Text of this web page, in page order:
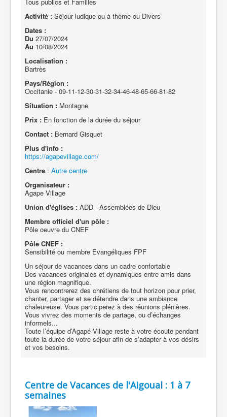
Activité : Séjour ludique ou à thème ou Divers
Dates :
Du 27/07/2024
Au 10/08/2024
Localisation :
Bartrès
Pays/Région :
Occitanie - 09-11-12-30-31-32-34-46-48-65-66-81-82
Situation : Montagne
Prix : En fonction de la durée du séjour
Contact : Bernard Gisquet
Plus d'info :
https://agapevillage.com/
Centre : Autre centre
Organisateur :
Agape Village
Union d'églises : ADD - Assemblées de Dieu
Membre officiel d'un pôle :
Pôle oeuvre du CNEF
Pôle CNEF :
Sensibilité ou membre Evangéliques FPF
Un séjour de vacances dans un cadre confortable
Des vacances originales et dynamiques entre amis dans
une région magnifique.
Vous rencontrerez des chrétiens de tout horizon pour prier,
chanter, partager et se détendre dans une ambiance
chaleureuse. Vous participerez à des réunions plénières.
Vous vivrez des moments de partage, ou d’échanges
informels...
Toute l’équipe d’Agapé Village reste à votre écoute pendant
toute la durée de votre séjour afin de s’adapter à vos désirs
et vos besoins.
Centre de Vacances de l'Aigoual : 1 à 7
semaines